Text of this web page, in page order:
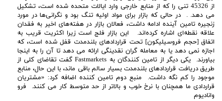
از 45326 تنی را که از منابع خارجی وارد ایالات متحده شده است، تشکیل
می دهد. . در حالی که بازار برای مواد اولیه تنگ بود و نگرانی‌ها در مورد
زنجیره تامین آینده ادامه داشت، فعالان بازار در هفته‌های اخیر به فقدان
علاقه نقطه‌ای اشاره کرده‌اند. این بازار فلج است زیرا اکثریت قریب به
اتفاق [حجم فروسیلیکون] تحت قراردادهای بلندمدت قفل شده است، که
اجازه نمی دهد یا به معامله گران نقدینگی ارائه می دهد تا آن را به اینجا
بیاورند. یکی دیگر از تامین کنندگان به Fastmarkets گفت تقاضای کلی از
طریق دریافت قراردادهای بلندمدت بسیار سالم باقی ماند، با این حال، منابع
موجود را کم نگه داشت. منبع دوم تامین کننده اضافه کرد: «مشتریان
قراردادی ما همچنان با نرخ خوب و بالاتر از حد متوسط ​​کار می کنند. فرو
وانادیوم